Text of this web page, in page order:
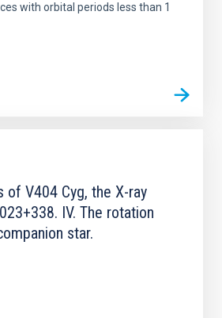
with orbital periods less than 1
of V404 Cyg, the X-ray
IV. The rotation
star.